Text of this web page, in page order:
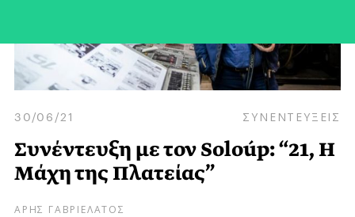
30/06/21 ΣΥΝΕΝΤΕΥΞΕΙΣ
Συνέντευξη με τον Soloúp: “21, Η
Μάχη της Πλατείας”
ΑΡΗΣ ΓΑΒΡΙΕΛΑΤΟΣ